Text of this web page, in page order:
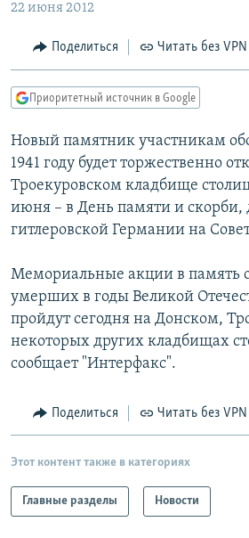
навигации
Вернутся
IDEL.РЕАЛИИ
КАВКАЗ.РЕАЛИИ
СИБИРЬ.РЕАЛИИ
РАСПИСАНИЕ ВЕЩАНИЯ
ПОДПИШИТЕСЬ НА РАССЫЛКУ
22 июня 2012
Поделиться Читать без VPN
Приоритетный источник в Google
Новый памятник участникам
1941 году будет торжественно
Троекуровском кладбище
июня – в День памяти и скорби,
гитлеровской Германии на
Мемориальные акции в память
умерших в годы Великой
пройдут сегодня на Донском,
некоторых других кладбищах
сообщает "Интерфакс".
Поделиться Читать без VPN
Этот контент также в категориях
Главные разделы Новости